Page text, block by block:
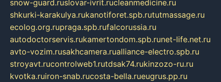
snow-guard.ruslovar-ivrit.rucleanmedicine.ru
shkurki-karakulya.rukanotiforet.spb.rututmassage.ru
ecolog.org.rupraga.spb.rufalcorussia.ru
autodoctorservis.rukamertondom.spb.runet-life.net.ru
avto-vozim.rusakhcamera.rualliance-electro.spb.ru
stroyavt.rucontrolweb1.rutdsak74.rukinzozo-ru.ru
kvotka.ruiron-snab.rucosta-bella.rueugrus.pp.ru